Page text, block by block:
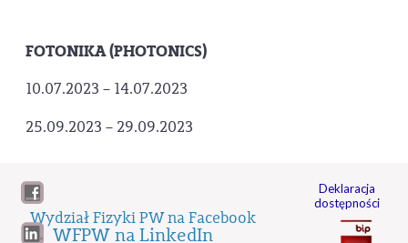
FOTONIKA (PHOTONICS)
10.07.2023 – 14.07.2023
25.09.2023 – 29.09.2023
Wydział Fizyki PW na Facebook
WFPW na LinkedIn
Deklaracja
dostępności